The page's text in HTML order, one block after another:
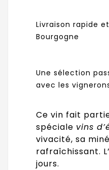
Livraison rapide
Bourgogne
Une sélection
avec les
Ce vin fait
spéciale vins
vivacité, sa
rafraîchissant.
jours.